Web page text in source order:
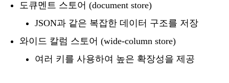
도큐멘트 스토어 (document store)
JSON과 같은 복잡한 데이터 구조를 저장
와이드 칼럼 스토어 (wide-column store)
여러 키를 사용하여 높은 확장성을 제공